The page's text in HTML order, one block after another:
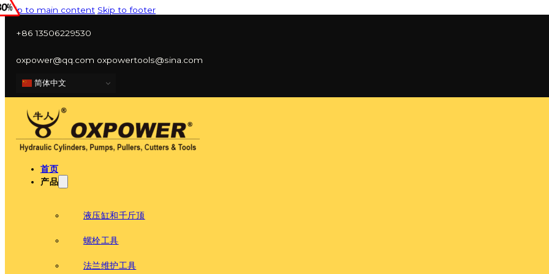
Skip to main content Skip to footer
+86 13506229530
oxpower@qq.com oxpowertools@sina.com
简体中文
首页
产品
液压缸和千斤顶
螺栓工具
法兰维护工具